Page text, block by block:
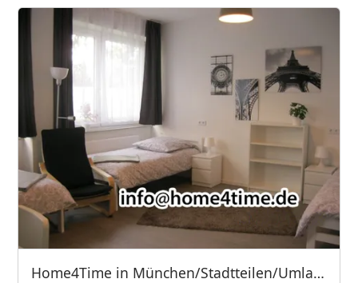
Home4Time in München/Stadtteilen/Umland